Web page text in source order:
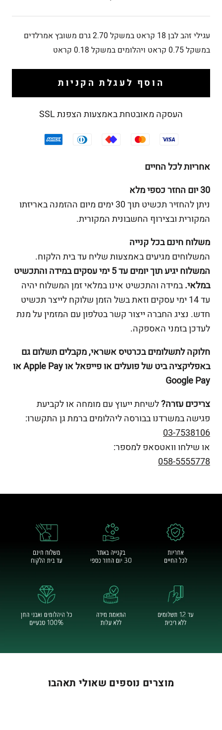
עגילי זהב לבן 18 קראט במשקל 2.70 גרם משובץ
אמרלדים
במשקל 0.75 קראט ויהלומים במשקל 0.18 קראט
הוסף לעגלת הקניות
העסקה מאובטחת באמצעות הצפנת SSL
אחריות לכל החיים
30 יום החזר כספי מלא
ניתן להחזיר תכשיט תוך 30 ימים מיום ההזמנה באריזתו
המקורית ובצירוף החשבונית המקורית.
משלוח חינם בכל קנייה
המשלוחים מגיעים באמצעות שליח עד בית הלקוח.
המשלוח יגיע תוך יומים עד 5 ימי עסקים במידה והתכשיט
במלאי.במידה והתכשיט אינו במלאי זמן המשלוח יהיה
עד 14 ימי עסקים וזאת בשל הזמן שלוקח לייצר תכשיט
חדש. נציג החברה ייצור קשר בטלפון עם המזמין על מנת
לעדכן בזמני האספקה.
חלוקה לתשלומים בכרטיס אשראי, מקבלים תשלום גם
באפליקציה ביט של פועלים או פייפאל או Apple Pay או
Google Pay
צריכים עזרה?לשיחת ייעוץ עם מומחה או לקביעת
פגישה במשרדנו בבורסה ליהלומים ברמת גן התקשרו:
03-7538106
או שילחו וואטסאפ למספר:
058-5555778
מוצרים נוספים שאולי תאהבו